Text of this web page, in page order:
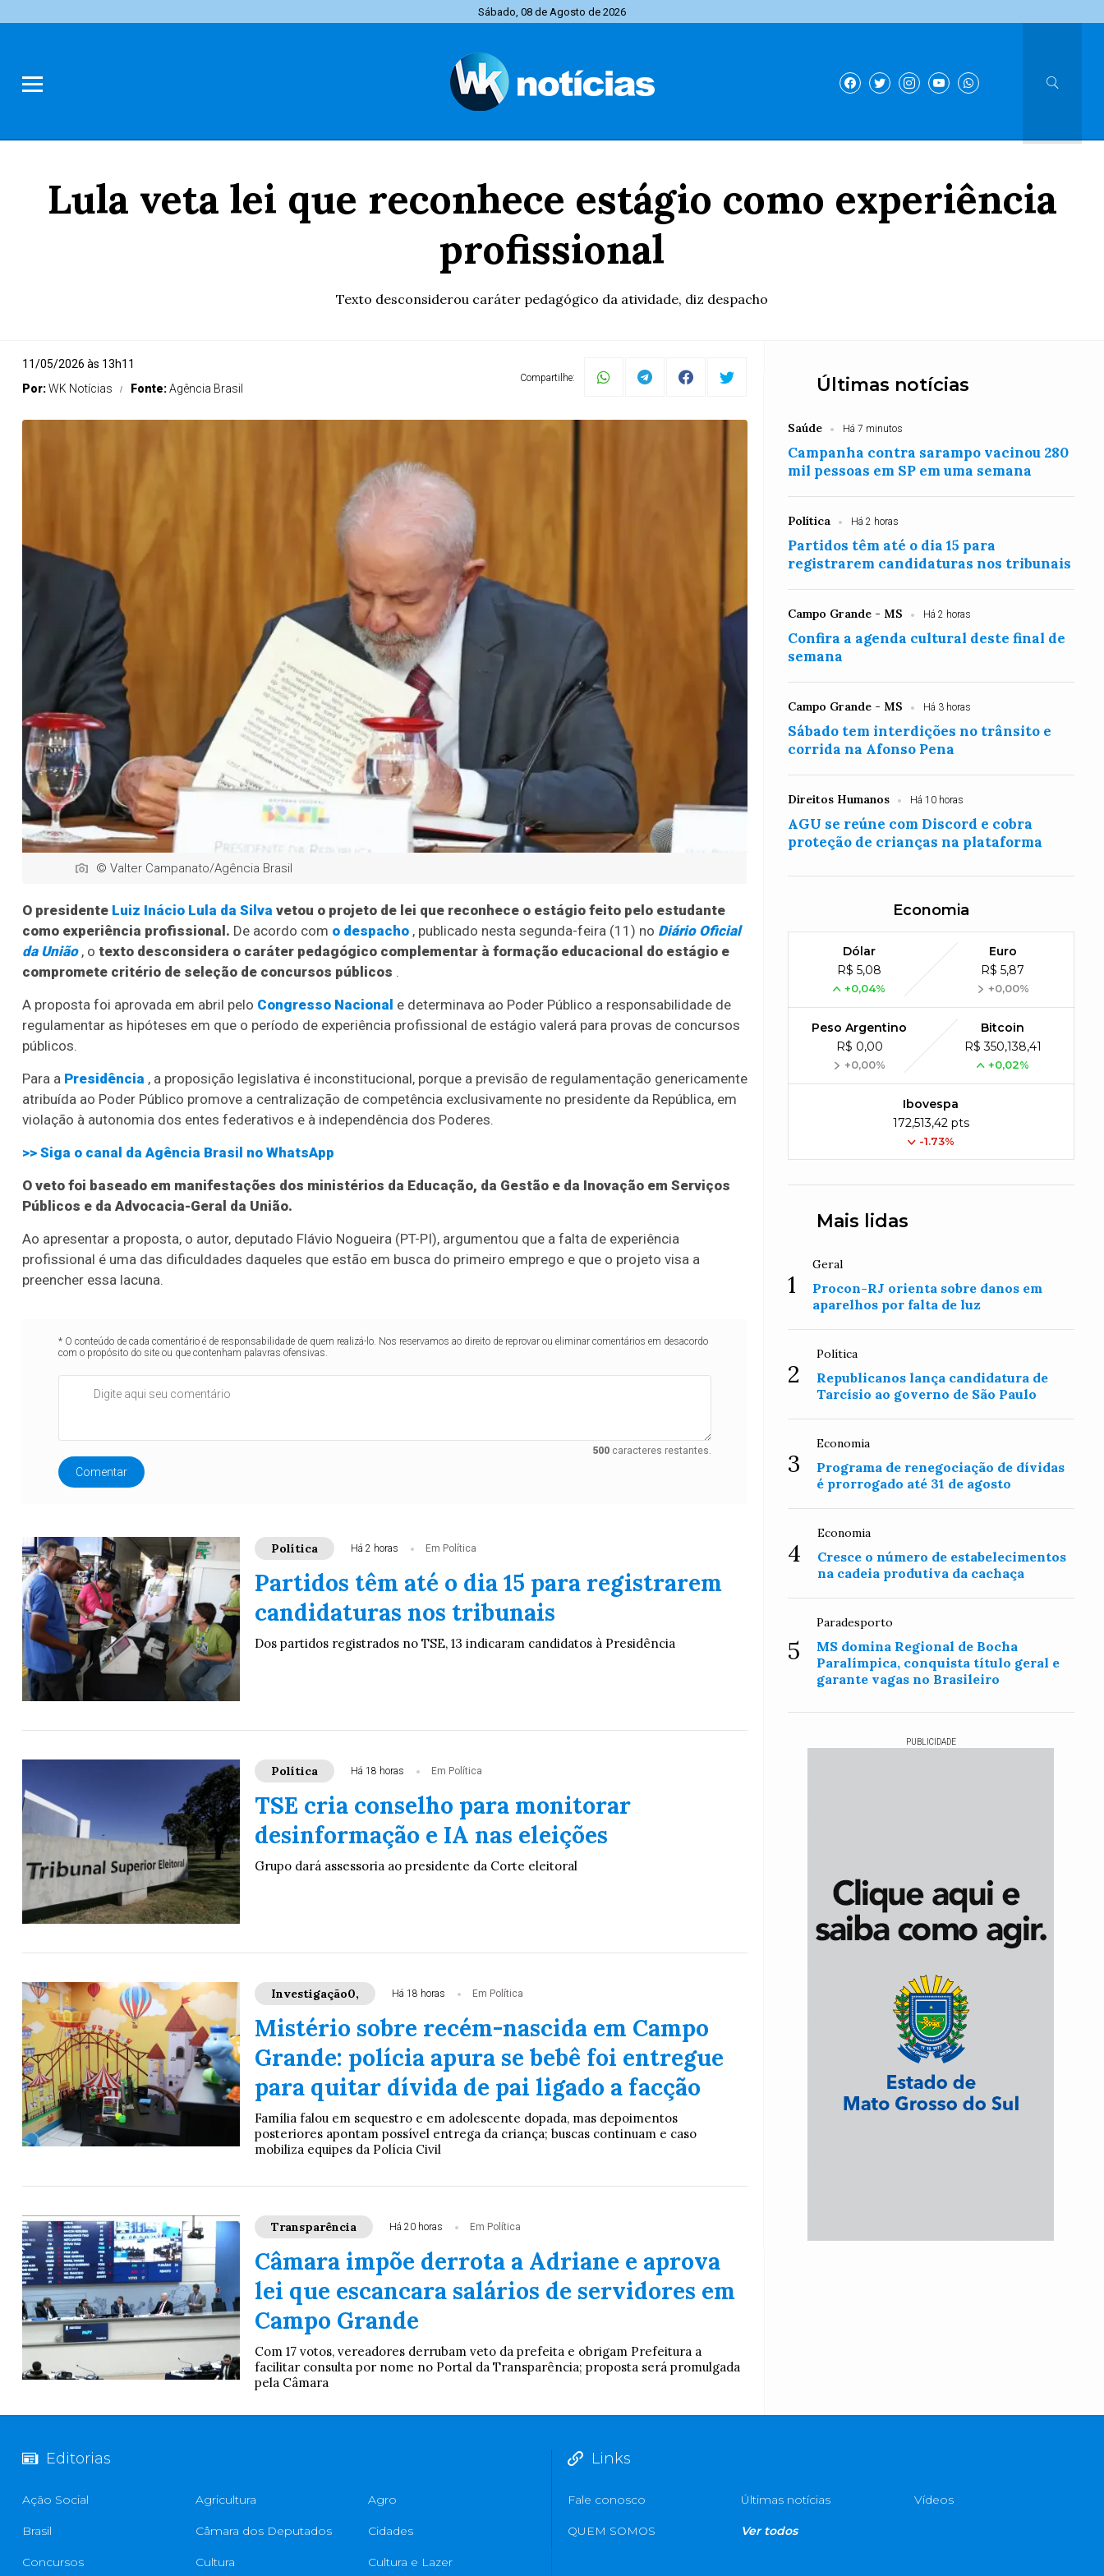
Sábado, 08 de Agosto de 2026
Lula veta lei que reconhece estágio como experiência
profissional
Texto desconsiderou caráter pedagógico da atividade, diz despacho
11/05/2026 às 13h11
Por:WK Notícias Fonte:Agência Brasil
Compartilhe:
© Valter Campanato/Agência Brasil
O presidente Luiz Inácio Lula da Silva vetou o projeto de lei que reconhece o estágio feito pelo estudante
como experiência profissional. De acordo com o despacho , publicado nesta segunda-feira (11) no Diário Oficial
da União , o texto desconsidera o caráter pedagógico complementar à formação educacional do estágio e
compromete critério de seleção de concursos públicos .
A proposta foi aprovada em abril pelo Congresso Nacional e determinava ao Poder Público a responsabilidade de
regulamentar as hipóteses em que o período de experiência profissional de estágio valerá para provas de concursos
públicos.
Para a Presidência , a proposição legislativa é inconstitucional, porque a previsão de regulamentação genericamente
atribuída ao Poder Público promove a centralização de competência exclusivamente no presidente da República, em
violação à autonomia dos entes federativos e à independência dos Poderes.
>> Siga o canal da Agência Brasil no WhatsApp
O veto foi baseado em manifestações dos ministérios da Educação, da Gestão e da Inovação em Serviços
Públicos e da Advocacia-Geral da União.
Ao apresentar a proposta, o autor, deputado Flávio Nogueira (PT-PI), argumentou que a falta de experiência
profissional é uma das dificuldades daqueles que estão em busca do primeiro emprego e que o projeto visa a
preencher essa lacuna.
* O conteúdo de cada comentário é de responsabilidade de quem realizá-lo. Nos reservamos ao direito de reprovar ou eliminar comentários em desacordo
com o propósito do site ou que contenham palavras ofensivas.
500caracteres restantes.
Comentar
Política Há 2 horas Em Política
Partidos têm até o dia 15 para registrarem
candidaturas nos tribunais
Dos partidos registrados no TSE, 13 indicaram candidatos à Presidência
Política Há 18 horas Em Política
TSE cria conselho para monitorar
desinformação e IA nas eleições
Grupo dará assessoria ao presidente da Corte eleitoral
Investigação0, Há 18 horas Em Política
Mistério sobre recém-nascida em Campo
Grande: polícia apura se bebê foi entregue
para quitar dívida de pai ligado a facção
Família falou em sequestro e em adolescente dopada, mas depoimentos
posteriores apontam possível entrega da criança; buscas continuam e caso
mobiliza equipes da Polícia Civil
Transparência Há 20 horas Em Política
Câmara impõe derrota a Adriane e aprova
lei que escancara salários de servidores em
Campo Grande
Com 17 votos, vereadores derrubam veto da prefeita e obrigam Prefeitura a
facilitar consulta por nome no Portal da Transparência; proposta será promulgada
pela Câmara
Últimas notícias
Saúde Há 7 minutos
Campanha contra sarampo vacinou 280
mil pessoas em SP em uma semana
Política Há 2 horas
Partidos têm até o dia 15 para
registrarem candidaturas nos tribunais
Campo Grande - MS Há 2 horas
Confira a agenda cultural deste final de
semana
Campo Grande - MS Há 3 horas
Sábado tem interdições no trânsito e
corrida na Afonso Pena
Direitos Humanos Há 10 horas
AGU se reúne com Discord e cobra
proteção de crianças na plataforma
Economia
Dólar
R$ 5,08
+0,04%
Euro
R$ 5,87
+0,00%
Peso Argentino
R$ 0,00
+0,00%
Bitcoin
R$ 350,138,41
+0,02%
Ibovespa
172,513,42 pts
-1.73%
Mais lidas
1
Geral
Procon-RJ orienta sobre danos em
aparelhos por falta de luz
2
Política
Republicanos lança candidatura de
Tarcísio ao governo de São Paulo
3
Economia
Programa de renegociação de dívidas
é prorrogado até 31 de agosto
4
Economia
Cresce o número de estabelecimentos
na cadeia produtiva da cachaça
5
Paradesporto
MS domina Regional de Bocha
Paralímpica, conquista título geral e
garante vagas no Brasileiro
PUBLICIDADE
Editorias
Ação Social Agricultura Agro
Brasil Câmara dos Deputados Cidades
Concursos Cultura Cultura e Lazer
Links
Fale conosco Últimas notícias Vídeos
QUEM SOMOS Ver todos